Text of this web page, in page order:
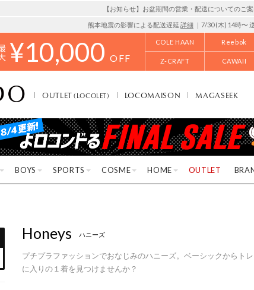
【お知らせ】お盆期間の営業・配送についてのご
熊本地震の影響による配送遅延 詳細 ｜7/30 (木) 14時〜
¥10,000 OFF
COLE HAAN Reebok
Z-CRAFT CAWAII
OUTLET(LOCOLET) LOCOMAISON MAGASEEK
BOYS SPORTS COSME HOME OUTLET
Honeys ハニーズ
プチプラファッションでおなじみのハニーズ。ベーシックからト
に入りの１着を見つけませんか？